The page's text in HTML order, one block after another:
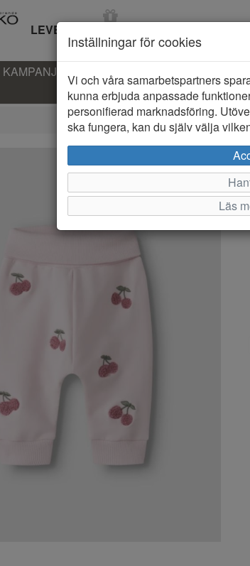
LEVERANS INOM 2-5 DAGAR
KAMPANJ KLÄDER-BARN
Inställningar för cookies
Vi och våra samarbetspartners
kunna erbjuda anpassade
personifierad marknadsföring.
ska fungera, kan du själv välja
Läs